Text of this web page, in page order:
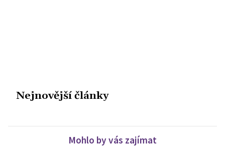
Nejnovější články
Mohlo by vás zajímat